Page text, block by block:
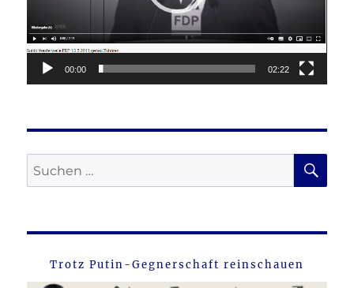
00:00 02:22
Suche
nach:
Trotz Putin-Gegnerschaft reinschauen